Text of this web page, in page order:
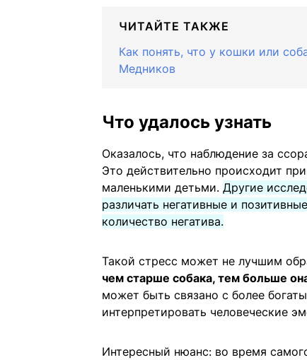
ЧИТАЙТЕ ТАКЖЕ
Как понять, что у кошки или
Медников
Что удалось узнать
Оказалось, что наблюдение за
Это действительно происходит
маленькими детьми. Другие
различать негативные и
количество негатива.
Такой стресс может не лучшим
чем старше собака, тем больше
может быть связано с более
интерпретировать человеческие
Интересный нюанс: во время